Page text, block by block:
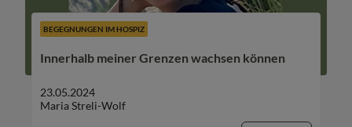
BEGEGNUNGEN IM HOSPIZ
Innerhalb meiner Grenzen wachsen können
23.05.2024
Maria Streli-Wolf